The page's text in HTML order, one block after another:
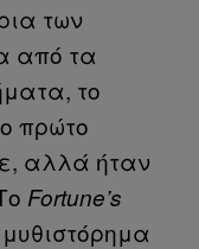
των
από τα
το
πρώτο
αλλά ήταν
Fortune’s